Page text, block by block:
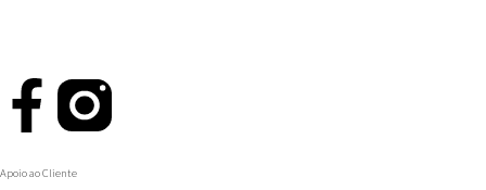
Apoio ao Cliente